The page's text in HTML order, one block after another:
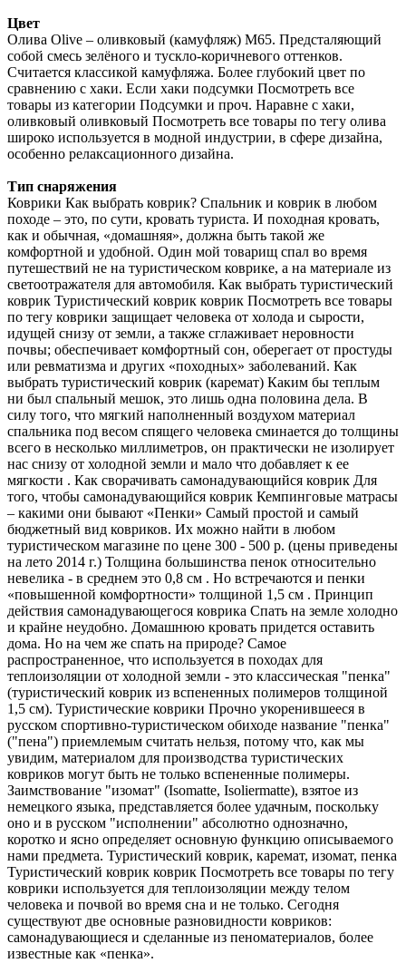
Цвет
Олива Olive – оливковый (камуфляж) М65. Предсталяющий
собой смесь зелёного и тускло-коричневого оттенков.
Считается классикой камуфляжа. Более глубокий цвет по
сравнению с хаки. Если хаки подсумки Посмотреть все
товары из категории Подсумки и проч. Наравне с хаки,
оливковый оливковый Посмотреть все товары по тегу олива
широко используется в модной индустрии, в сфере дизайна,
особенно релаксационного дизайна.
Тип снаряжения
Коврики Как выбрать коврик? Спальник и коврик в любом
походе – это, по сути, кровать туриста. И походная кровать,
как и обычная, «домашняя», должна быть такой же
комфортной и удобной. Один мой товарищ спал во время
путешествий не на туристическом коврике, а на материале из
светоотражателя для автомобиля. Как выбрать туристический
коврик Туристический коврик коврик Посмотреть все товары
по тегу коврики защищает человека от холода и сырости,
идущей снизу от земли, а также сглаживает неровности
почвы; обеспечивает комфортный сон, оберегает от простуды
или ревматизма и других «походных» заболеваний. Как
выбрать туристический коврик (каремат) Каким бы теплым
ни был спальный мешок, это лишь одна половина дела. В
силу того, что мягкий наполненный воздухом материал
спальника под весом спящего человека сминается до толщины
всего в несколько миллиметров, он практически не изолирует
нас снизу от холодной земли и мало что добавляет к ее
мягкости . Как сворачивать самонадувающийся коврик Для
того, чтобы самонадувающийся коврик Кемпинговые матрасы
– какими они бывают «Пенки» Самый простой и самый
бюджетный вид ковриков. Их можно найти в любом
туристическом магазине по цене 300 - 500 р. (цены приведены
на лето 2014 г.) Толщина большинства пенок относительно
невелика - в среднем это 0,8 см . Но встречаются и пенки
«повышенной комфортности» толщиной 1,5 см . Принцип
действия самонадувающегося коврика Спать на земле холодно
и крайне неудобно. Домашнюю кровать придется оставить
дома. Но на чем же спать на природе? Самое
распространенное, что используется в походах для
теплоизоляции от холодной земли - это классическая "пенка"
(туристический коврик из вспененных полимеров толщиной
1,5 см). Туристические коврики Прочно укоренившееся в
русском спортивно-туристическом обиходе название "пенка"
("пена") приемлемым считать нельзя, потому что, как мы
увидим, материалом для производства туристических
ковриков могут быть не только вспененные полимеры.
Заимствование "изомат" (Isomatte, Isoliermatte), взятое из
немецкого языка, представляется более удачным, поскольку
оно и в русском "исполнении" абсолютно однозначно,
коротко и ясно определяет основную функцию описываемого
нами предмета. Туристический коврик, каремат, изомат, пенка
Туристический коврик коврик Посмотреть все товары по тегу
коврики используется для теплоизоляции между телом
человека и почвой во время сна и не только. Сегодня
существуют две основные разновидности ковриков:
самонадувающиеся и сделанные из пеноматериалов, более
известные как «пенка».